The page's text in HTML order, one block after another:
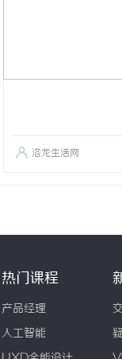
洛龙生活网
热门课程
产品经理
人工智能